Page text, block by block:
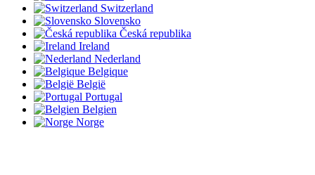
Switzerland
Slovensko
Česká republika
Ireland
Nederland
Belgique
België
Portugal
Belgien
Norge